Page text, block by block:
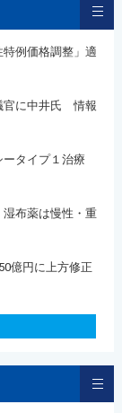
例価格調整」適
官に中井氏 情報
タイプ１治療
布薬は慢性・重
億円に上方修正